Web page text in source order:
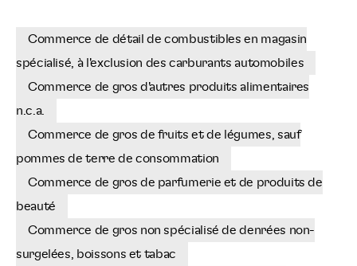
Commerce de détail de combustibles en magasin
spécialisé, à l'exclusion des carburants automobiles
Commerce de gros d'autres produits alimentaires
n.c.a.
Commerce de gros de fruits et de légumes, sauf
pommes de terre de consommation
Commerce de gros de parfumerie et de produits de
beauté
Commerce de gros non spécialisé de denrées non-
surgelées, boissons et tabac